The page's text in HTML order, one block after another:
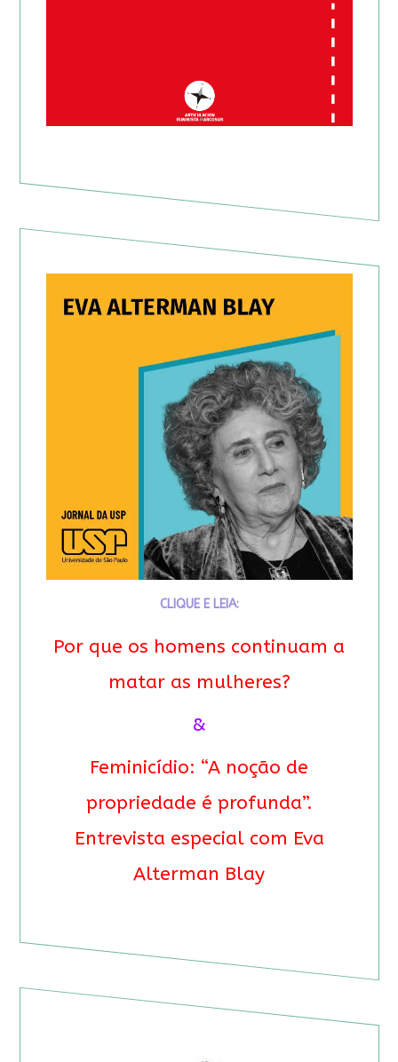
CLIQUE E LEIA:
Por que os homens continuam a
matar as mulheres?
&
Feminicídio: “A noção de
propriedade é profunda”.
Entrevista especial com Eva
Alterman Blay